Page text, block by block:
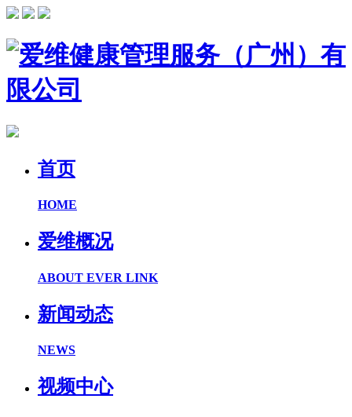
首页
HOME
爱维概况
ABOUT EVER LINK
新闻动态
NEWS
视频中心